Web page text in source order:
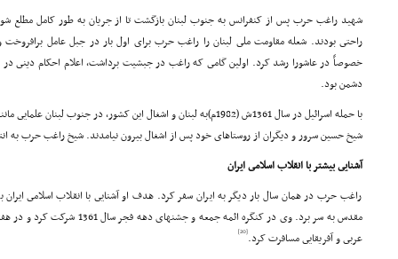
شهید راغب حرب پس از کنفرانس به جنوب لبنان بازگشت تا از جریان به طور کامل مطلع
راحتى بودند. شعله مقاومت ملى لبنان را راغب حرب براى اول بار در جبل عامل
خصوصاً در عاشورا رشد کرد. اولین گامى که راغب در جبشیت برداشت، اعلام احکام دینى
دشمن بود.
با حمله اسرائیل در سال 1361ش (1982م)به لبنان و اشغال این کشور، در
شیخ حسین سرور و دیگران از روستاهاى خود پس از اشغال بیرون نیامدند. شیخ راغب حرب به
آشنایى بیشتر با انقلاب اسلامى ایران
راغب حرب در همان سال بار دیگر به ایران سفر کرد. هدف او آشنایى با انقلاب اسلامى
مقدس به سر برد. وى در کنگره ائمه
عربى و آفریقایى مسافرت کرد.[20]